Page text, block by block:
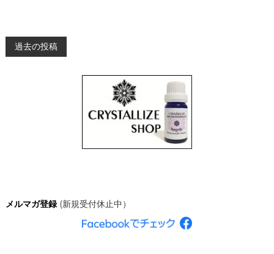
投
シ
過去の投稿
メルマガ登録 (新規受付休止中）